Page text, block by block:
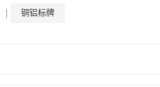
铜铝标牌